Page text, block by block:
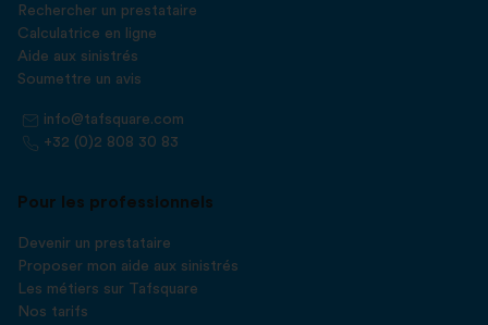
Rechercher un prestataire
Calculatrice en ligne
Aide aux sinistrés
Soumettre un avis
info@tafsquare.com
+32 (0)2 808 30 83
Pour les professionnels
Devenir un prestataire
Proposer mon aide aux sinistrés
Les métiers sur Tafsquare
Nos tarifs